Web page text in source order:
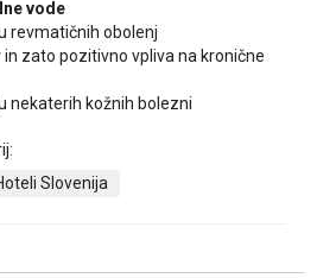
vode
revmatičnih obolenj
in zato pozitivno vpliva na kronične
nekaterih kožnih bolezni
Slovenija